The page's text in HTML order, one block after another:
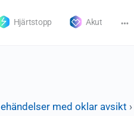
Hjärtstopp Akut
med oklar avsikt ›